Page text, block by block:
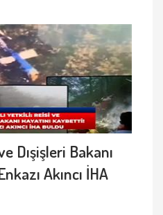
Dışişleri Bakanı
Akıncı İHA